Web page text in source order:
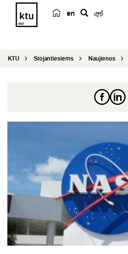
en
e
KTU Stojantiesiems Naujienos